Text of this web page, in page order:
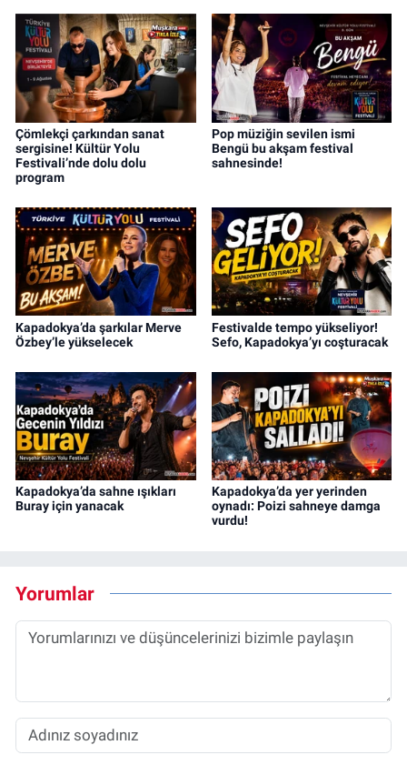
Çömlekçi çarkından sanat
sergisine! Kültür Yolu
Festivali’nde dolu dolu
program
Pop müziğin sevilen ismi
Bengü bu akşam festival
sahnesinde!
Kapadokya’da şarkılar Merve
Özbey’le yükselecek
Festivalde tempo yükseliyor!
Sefo, Kapadokya’yı coşturacak
Kapadokya’da sahne ışıkları
Buray için yanacak
Kapadokya’da yer yerinden
oynadı: Poizi sahneye damga
vurdu!
Yorumlar